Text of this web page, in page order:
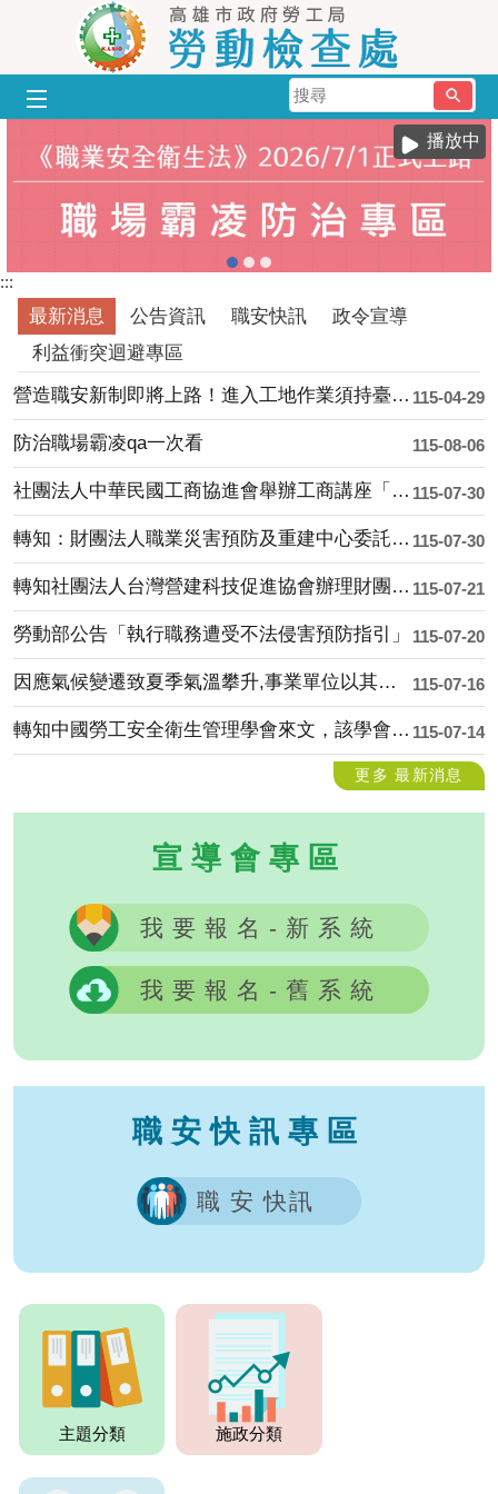
跳到主要內容區塊
搜
尋
播放中
:::
最新消息 公告資訊 職安快訊
政令宣導
利益衝突迴避專區
115-04-29
營造職安新制即將上路！進入工地作業須持臺灣職安卡，勞動部設緩衝期加強輔導
115-08-06
防治職場霸凌qa一次看
115-07-30
社團法人中華民國工商協進會舉辦工商講座「企業人權與職場治理新挑戰－企業如何面對職....
115-07-30
轉知：財團法人職業災害預防及重建中心委託財團法人成大研究發展基金會辦理「職業衛生....
115-07-21
轉知社團法人台灣營建科技促進協會辦理財團法人職業災害預防及重建中心「115年度營....
115-07-20
勞動部公告「執行職務遭受不法侵害預防指引」
115-07-16
因應氣候變遷致夏季氣溫攀升,事業單位以其事業之全部或一部分交付承攬 時，應善盡風....
115-07-14
轉知中國勞工安全衛生管理學會來文，該學會承辦財團法人職業災害預防及重建中心「11....
更多 最新消息
宣導會專區
我要報名-新系統
我要報名-舊系統
職安快訊專區
職 安 快訊
主題分類 施政分類